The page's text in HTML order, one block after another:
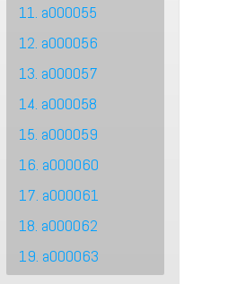
11. a000055
12. a000056
13. a000057
14. a000058
15. a000059
16. a000060
17. a000061
18. a000062
19. a000063